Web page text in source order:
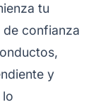
tu
confianza
y